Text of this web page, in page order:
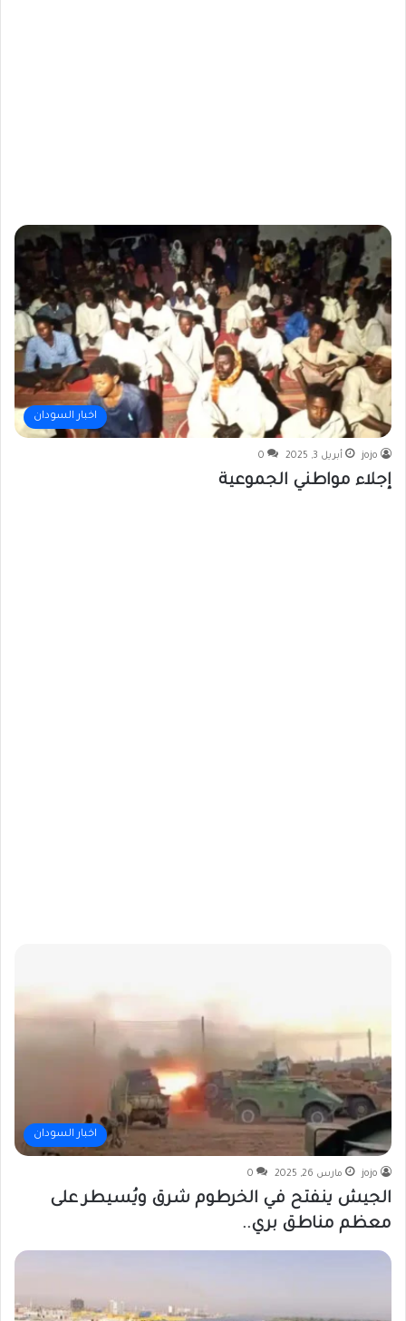
اخبار السودان
jojo أبريل 3, 2025 0
إجلاء مواطني الجموعية
اخبار السودان
jojo مارس 26, 2025 0
الجيش ينفتح في الخرطوم شرق ويُسيطر على
معظم مناطق بري..